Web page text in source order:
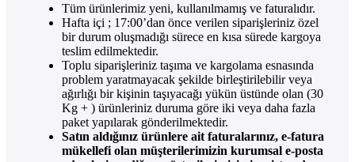
Tüm ürünlerimiz yeni, kullanılmamış ve faturalıdır.
Hafta içi ; 17:00’dan önce verilen siparişleriniz özel
bir durum oluşmadığı sürece en kısa sürede kargoya
teslim edilmektedir.
Toplu siparişleriniz taşıma ve kargolama esnasında
problem yaratmayacak şekilde birleştirilebilir veya
ağırlığı bir kişinin taşıyacağı yükün üstünde olan (30
Kg + ) ürünleriniz duruma göre iki veya daha fazla
paket yapılarak gönderilmektedir.
Satın aldığınız ürünlere ait faturalarınız, e-fatura
mükellefi olan müşterilerimizin kurumsal e-posta